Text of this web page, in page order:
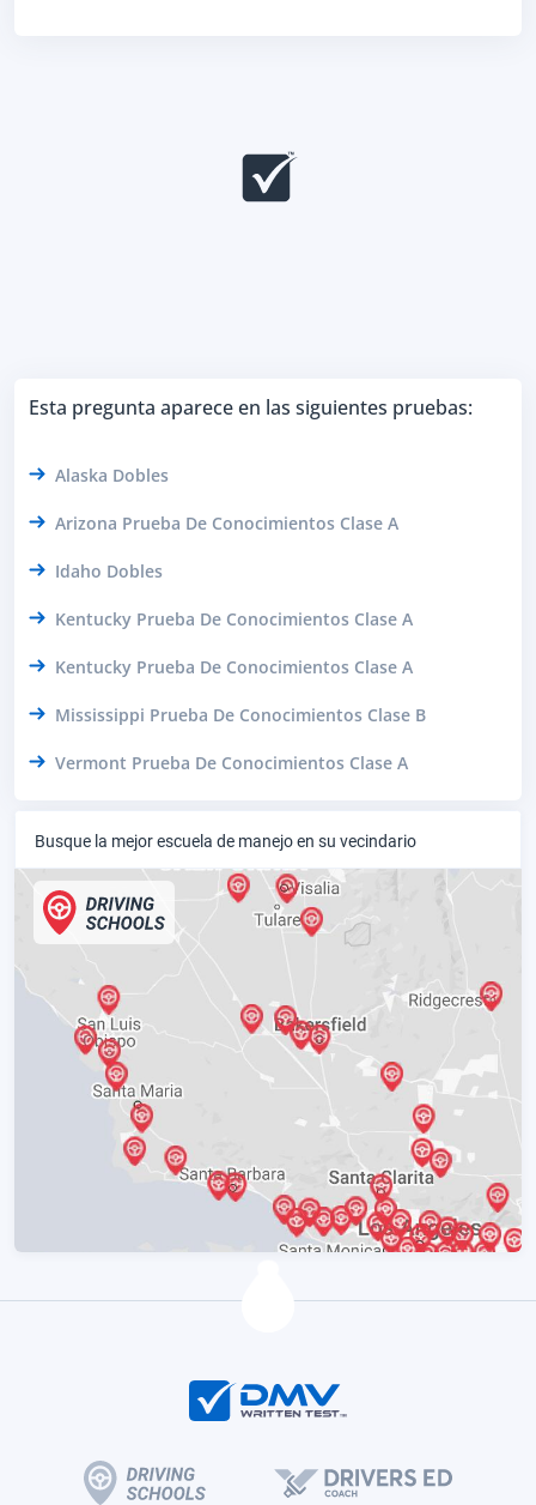
Esta pregunta aparece en las siguientes pruebas:
Alaska Dobles
Arizona Prueba De Conocimientos Clase A
Idaho Dobles
Kentucky Prueba De Conocimientos Clase A
Kentucky Prueba De Conocimientos Clase A
Mississippi Prueba De Conocimientos Clase B
Vermont Prueba De Conocimientos Clase A
Busque la mejor escuela de manejo en su vecindario